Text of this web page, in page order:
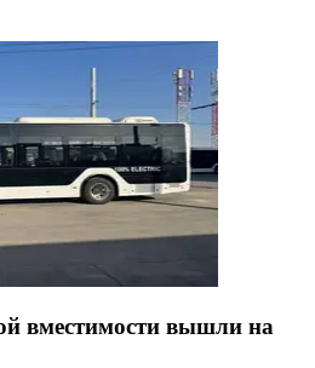
вместимости вышли на